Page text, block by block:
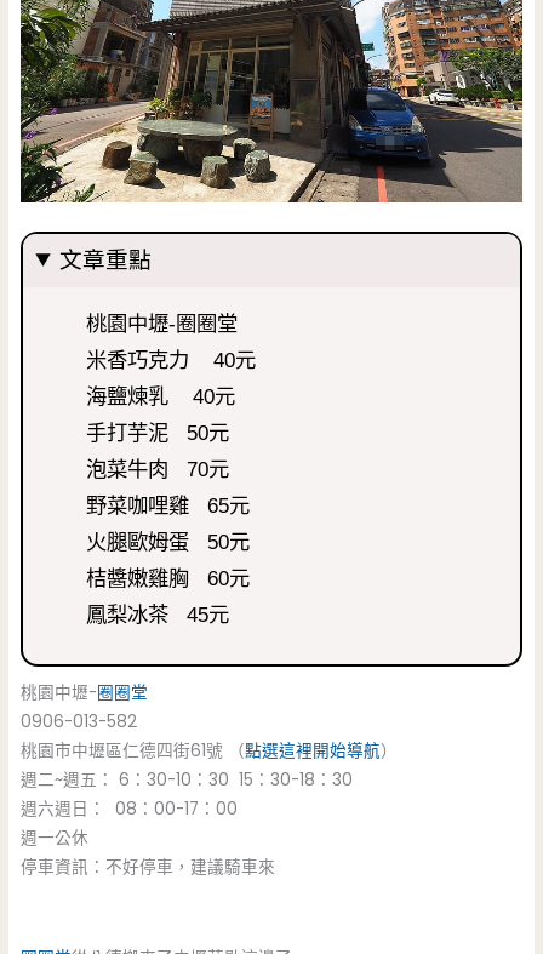
文章重點
桃園中壢-圈圈堂
米香巧克力 40元
海鹽煉乳 40元
手打芋泥 50元
泡菜牛肉 70元
野菜咖哩雞 65元
火腿歐姆蛋 50元
桔醬嫩雞胸 60元
鳳梨冰茶 45元
桃園中壢-圈圈堂
0906-013-582
桃園市中壢區仁德四街61號 （點選這裡開始導航）
週二~週五： 6：30-10：30 15：30-18：30
週六週日： 08：00-17：00
週一公休
停車資訊：不好停車，建議騎車來